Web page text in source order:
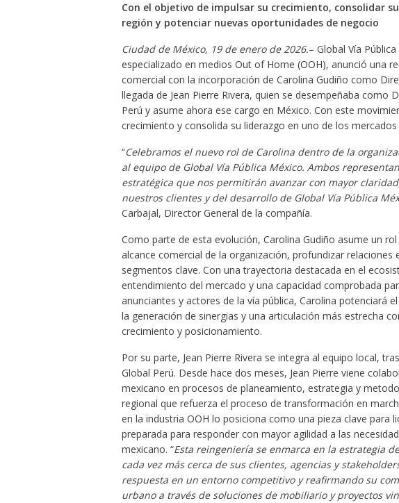
Con el objetivo de impulsar su crecimiento, consolidar
región y potenciar nuevas oportunidades de negocio
Ciudad de México, 19 de enero de 2026.– Global Vía
especializado en medios Out of Home (OOH), anunció una
comercial con la incorporación de Carolina Gudiño como
llegada de Jean Pierre Rivera, quien se desempeñaba como
Perú y asume ahora ese cargo en México. Con este
crecimiento y consolida su liderazgo en uno de los
“Celebramos el nuevo rol de Carolina dentro de la
al equipo de Global Vía Pública México. Ambos
estratégica que nos permitirán avanzar con mayor
nuestros clientes y del desarrollo de Global Vía Pública
Carbajal, Director General de la compañía.
Como parte de esta evolución, Carolina Gudiño asume un
alcance comercial de la organización, profundizar relaciones
segmentos clave. Con una trayectoria destacada en el
entendimiento del mercado y una capacidad comprobada
anunciantes y actores de la vía pública, Carolina potenciará
la generación de sinergias y una articulación más estrecha
crecimiento y posicionamiento.
Por su parte, Jean Pierre Rivera se integra al equipo local,
Global Perú. Desde hace dos meses, Jean Pierre viene
mexicano en procesos de planeamiento, estrategia y
regional que refuerza el proceso de transformación en
en la industria OOH lo posiciona como una pieza clave para
preparada para responder con mayor agilidad a las
mexicano. “Esta reingeniería se enmarca en la estrategia
cada vez más cerca de sus clientes, agencias y
respuesta en un entorno competitivo y reafirmando su
urbano a través de soluciones de mobiliario y proyectos